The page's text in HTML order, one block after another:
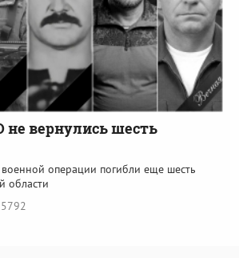
не вернулись шесть
операции погибли еще шесть
области
5792